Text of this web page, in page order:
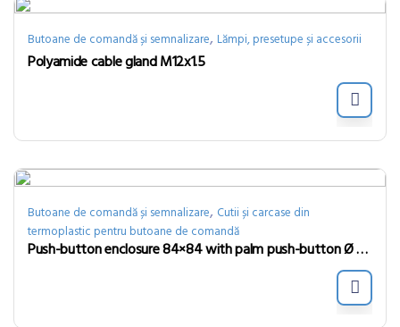
Butoane de comandă și semnalizare, Lămpi, presetupe și accesorii
Polyamide cable gland M12x1.5
Butoane de comandă și semnalizare, Cutii și carcase din
termoplastic pentru butoane de comandă
Push-button enclosure 84×84 with palm push-button Ø 90, big dome, momentary, black